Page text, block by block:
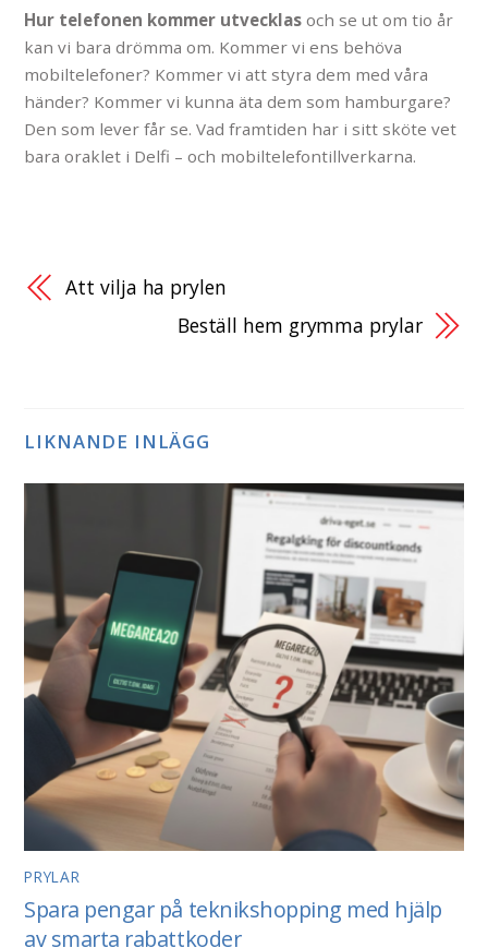
Hur telefonen kommer utvecklas och se ut om tio år
kan vi bara drömma om. Kommer vi ens behöva
mobiltelefoner? Kommer vi att styra dem med våra
händer? Kommer vi kunna äta dem som hamburgare?
Den som lever får se. Vad framtiden har i sitt sköte vet
bara oraklet i Delfi – och mobiltelefontillverkarna.
Att vilja ha prylen
Beställ hem grymma prylar
LIKNANDE INLÄGG
PRYLAR
Spara pengar på teknikshopping med hjälp
av smarta rabattkoder